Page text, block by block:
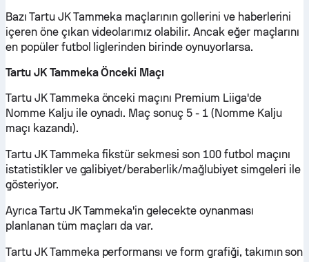
Bazı Tartu JK Tammeka maçlarının gollerini ve haberlerini
içeren öne çıkan videolarımız olabilir. Ancak eğer maçlarını
en popüler futbol liglerinden birinde oynuyorlarsa.
Tartu JK Tammeka Önceki Maçı
Tartu JK Tammeka önceki maçını Premium Liiga'de
Nomme Kalju ile oynadı. Maç sonuç 5 - 1 (Nomme Kalju
maçı kazandı).
Tartu JK Tammeka fikstür sekmesi son 100 futbol maçını
istatistikler ve galibiyet/beraberlik/mağlubiyet simgeleri ile
gösteriyor.
Ayrıca Tartu JK Tammeka'in gelecekte oynanması
planlanan tüm maçları da var.
Tartu JK Tammeka performansı ve form grafiği, takımın son